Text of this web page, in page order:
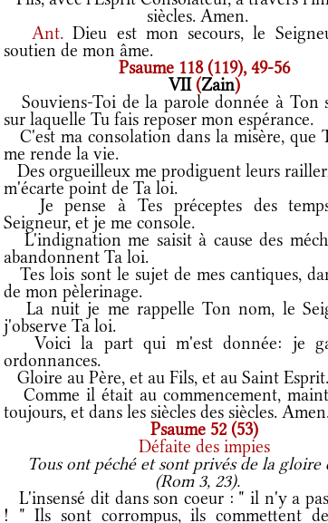
siècles. Amen.
Ant.Dieu est mon secours, le
soutien de mon âme.
Psaume 118 (119), 49-56
VII(Zain)
Souviens-Toi de la parole donnée à Ton
sur laquelle Tu fais reposer mon espérance.
C'est ma consolation dans la misère, que
me rende la vie.
Des orgueilleux me prodiguent leurs
m'écarte point de Ta loi.
Je pense à Tes préceptes des temps
Seigneur, et je me console.
L'indignation me saisit à cause des
abandonnent Ta loi.
Tes lois sont le sujet de mes cantiques,
de mon pèlerinage.
La nuit je me rappelle Ton nom, le
j'observe Ta loi.
Voici la part qui m'est donnée: je
ordonnances.
Gloire au Père, et au Fils, et au Saint Esprit.
Comme il était au commencement,
toujours, et dans les siècles des siècles. Amen.
Psaume 52 (53)
Défaite des impies
Tous ont péché et sont privés de la gloire
(Rom 3, 23).
L'insensé dit dans son coeur : " il n'y a
! " Ils sont corrompus, ils commettent